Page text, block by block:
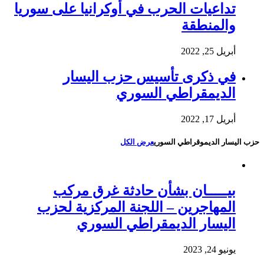
تداعيات الحرب في أوكرانيا على سوريا
والمنطقة
أبريل 25, 2022
في ذكرى تأسيس حزب اليسار
الديمقراطي السوري
أبريل 17, 2022
حزب اليسار الديموقراطي السوريعرض الكل
بيـــــان بشأن حادثة غرق مركب
المهاجرين – اللجنة المركزية لحزب
اليسار الديمقراطي السوري
يونيو 24, 2023